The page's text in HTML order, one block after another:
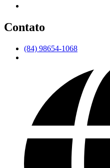
Contato
(84) 98654-1068